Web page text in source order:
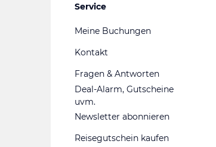
Service
Meine Buchungen
Kontakt
Fragen & Antworten
Deal-Alarm, Gutscheine
uvm.
Newsletter abonnieren
Reisegutschein kaufen